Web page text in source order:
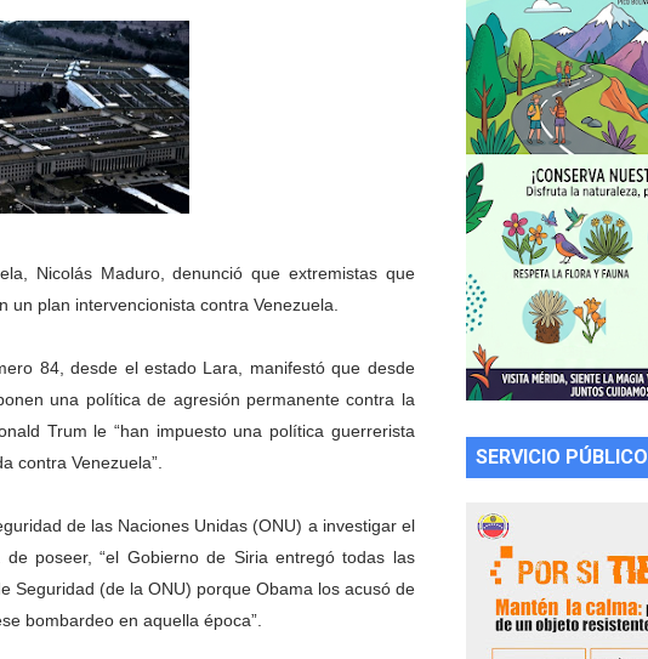
en el estado Mérida
Aventuras en Vacaciones
Escuelas Abiertas 2026
integración comunitaria en Campo Elías
Festival de Atletismo en homenaje a Giovanny Valero
en el Complejo Educativo Aristóbulo Istúriz
a casas de abrigo en Mérida
avanzan hacia el empoderamiento y la autogestión
Venezuela Renace 2026 en la Don Perucho
2026 arrancó con alegría en Lagunillas
con Encuentro de Formadores Comunales de la Unacom
Nicolás Maduro, denunció que extremistas que
un plan intervencionista contra Venezuela.
84, desde el estado Lara, manifestó que desde
una política de agresión permanente contra la
Trum le “han impuesto una política guerrerista
contra Venezuela”.
de las Naciones Unidas (ONU) a investigar el
poseer, “el Gobierno de Siria entregó todas las
Seguridad (de la ONU) porque Obama los acusó de
bombardeo en aquella época”.
SERVICIO PÚBLICO